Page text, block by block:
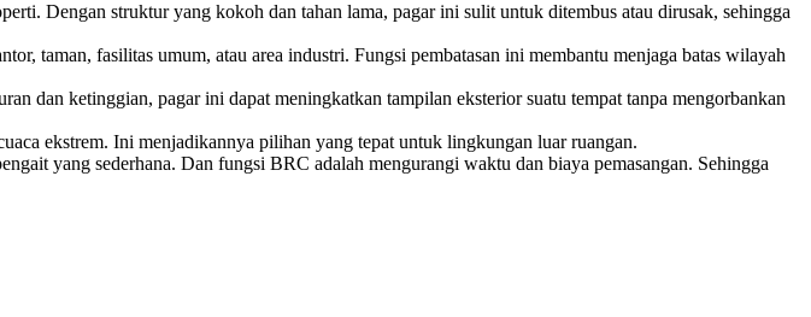
Dengan struktur yang kokoh dan tahan lama, pagar ini sulit untuk ditembus atau dirusak, sehingga
taman, fasilitas umum, atau area industri. Fungsi pembatasan ini membantu menjaga batas wilayah
dan ketinggian, pagar ini dapat meningkatkan tampilan eksterior suatu tempat tanpa mengorbankan
ekstrem. Ini menjadikannya pilihan yang tepat untuk lingkungan luar ruangan.
yang sederhana. Dan fungsi BRC adalah mengurangi waktu dan biaya pemasangan. Sehingga